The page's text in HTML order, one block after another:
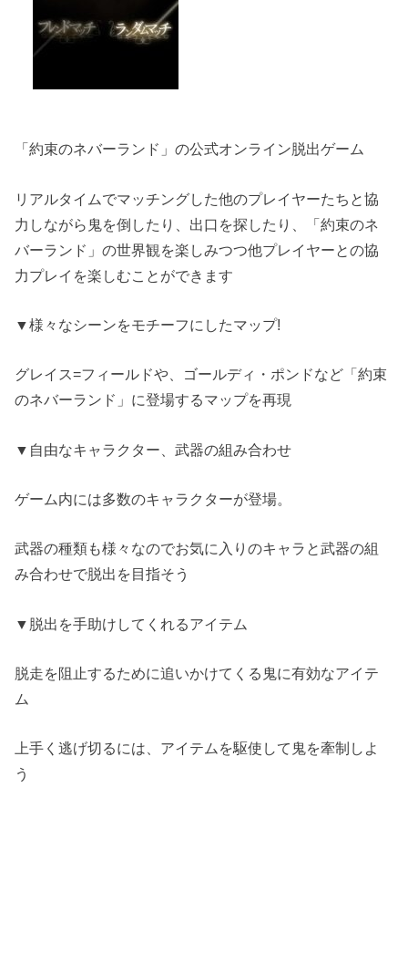
「約束のネバーランド」の公式オンライン脱出ゲーム
リアルタイムでマッチングした他のプレイヤーたちと協
力しながら鬼を倒したり、出口を探したり、「約束のネ
バーランド」の世界観を楽しみつつ他プレイヤーとの協
力プレイを楽しむことができます
▼様々なシーンをモチーフにしたマップ!
グレイス=フィールドや、ゴールディ・ポンドなど「約束
のネバーランド」に登場するマップを再現
▼自由なキャラクター、武器の組み合わせ
ゲーム内には多数のキャラクターが登場。
武器の種類も様々なのでお気に入りのキャラと武器の組
み合わせで脱出を目指そう
▼脱出を手助けしてくれるアイテム
脱走を阻止するために追いかけてくる鬼に有効なアイテ
ム
上手く逃げ切るには、アイテムを駆使して鬼を牽制しよ
う